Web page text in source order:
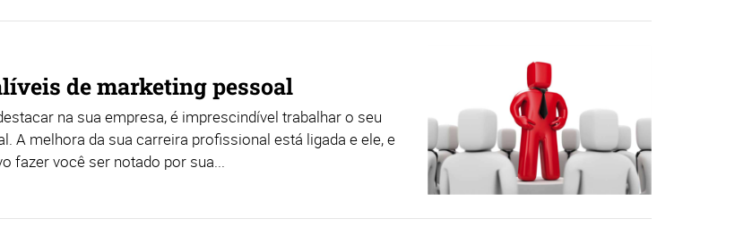
de marketing pessoal
na sua empresa, é imprescindível trabalhar o seu
A melhora da sua carreira profissional está ligada e ele, e
fazer você ser notado por sua...